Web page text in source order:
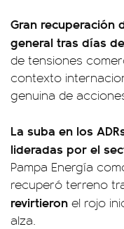
Gran recuperación
general tras días
de tensiones
contexto
genuina de
La suba en los
lideradas por el
Pampa Energía
recuperó terreno
revirtieron el rojo
alza.